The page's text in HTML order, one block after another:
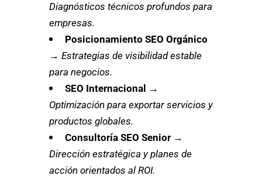
Diagnósticos técnicos profundos para
empresas.
Posicionamiento SEO Orgánico
→ Estrategias de visibilidad estable
para negocios.
SEO Internacional →
Optimización para exportar servicios y
productos globales.
Consultoría SEO Senior →
Dirección estratégica y planes de
acción orientados al ROI.